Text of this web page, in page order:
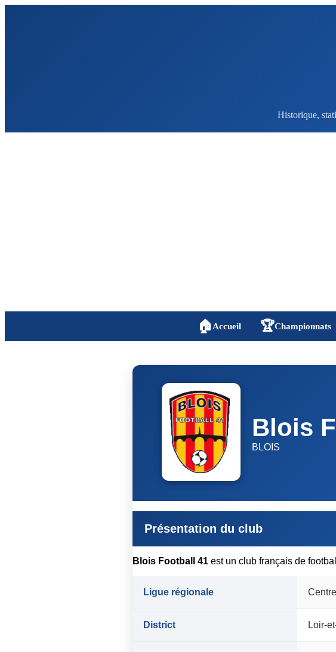
Historique,
🏠 Accueil 🏆Championnats
Blois
BLOIS
Présentation du club
Blois Football 41 est un club français de
Ligue régionale
District Loir-